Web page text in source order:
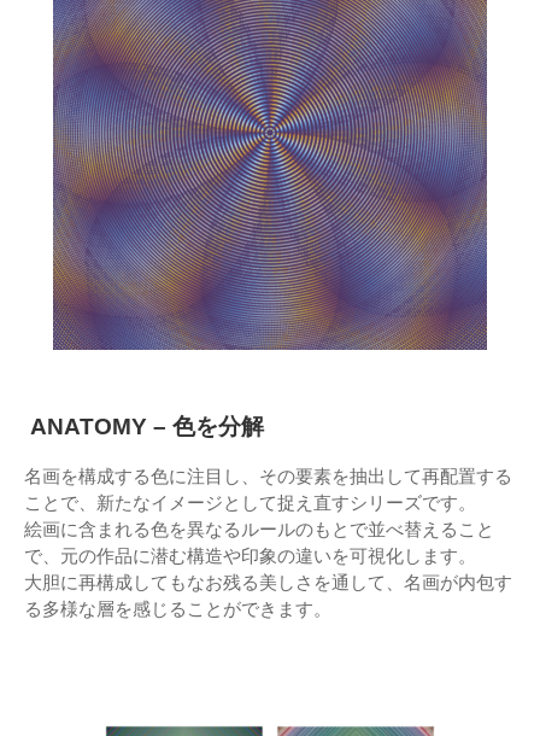
ANATOMY – 色を分解
名画を構成する色に注目し、その要素を抽出して再配置する
ことで、新たなイメージとして捉え直すシリーズです。
絵画に含まれる色を異なるルールのもとで並べ替えること
で、元の作品に潜む構造や印象の違いを可視化します。
大胆に再構成してもなお残る美しさを通して、名画が内包す
る多様な層を感じることができます。